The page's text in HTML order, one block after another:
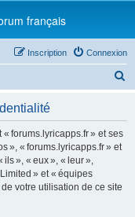
français
Connexion
Inscription
forums.lyricapps.fr » et ses
», « forums.lyricapps.fr » et
», « eux », « leur »,
» et « équipes
votre utilisation de ce site